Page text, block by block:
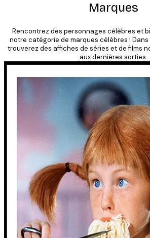
09
Marques
Rencontrez des personnages célèbres et
notre catégorie de marques célèbres !
trouverez des affiches de séries et de films
aux dernières sorties.